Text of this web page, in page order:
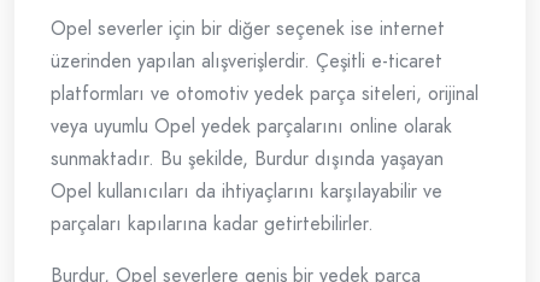
Opel severler için bir diğer seçenek ise internet
üzerinden yapılan alışverişlerdir. Çeşitli e-ticaret
platformları ve otomotiv yedek parça siteleri, orijinal
veya uyumlu Opel yedek parçalarını online olarak
sunmaktadır. Bu şekilde, Burdur dışında yaşayan
Opel kullanıcıları da ihtiyaçlarını karşılayabilir ve
parçaları kapılarına kadar getirtebilirler.
Burdur, Opel severlere geniş bir yedek parça